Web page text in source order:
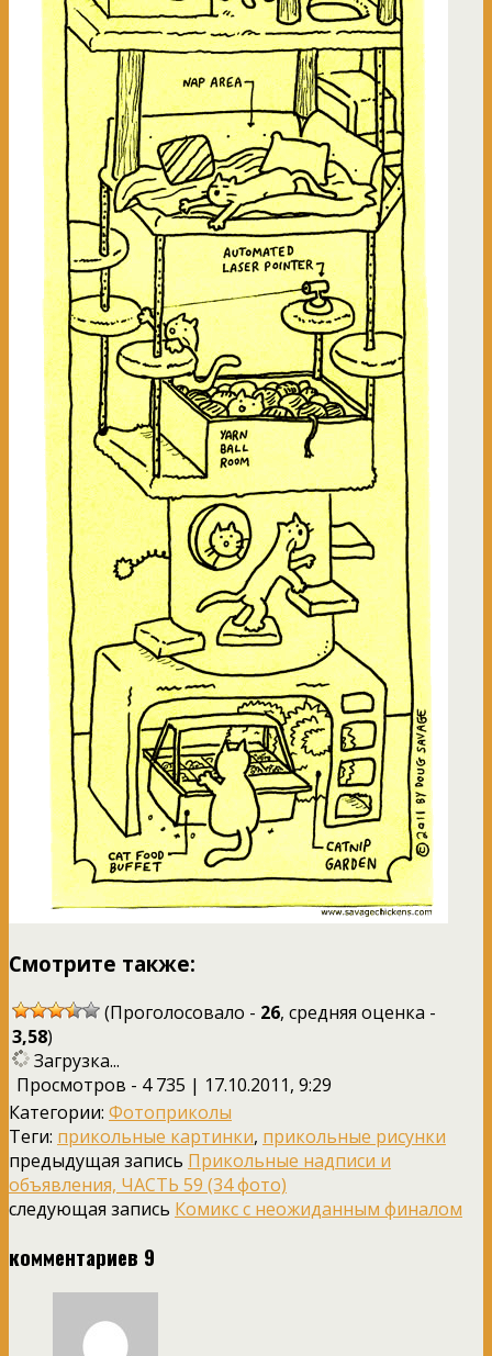
Смотрите также:
(Проголосовало - 26, средняя оценка -
3,58)
Загрузка...
Просмотров - 4 735 | 17.10.2011, 9:29
Категории: Фотоприколы
Теги: прикольные картинки, прикольные рисунки
предыдущая запись Прикольные надписи и
объявления, ЧАСТЬ 59 (34 фото)
следующая запись Комикс с неожиданным финалом
комментариев 9